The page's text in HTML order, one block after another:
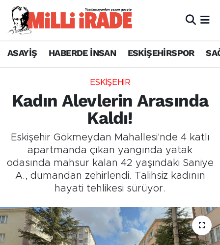
ASAYİŞ HABERDE İNSAN ESKİŞEHİRSPOR
ESKİŞEHİR
Kadın Alevlerin Arasında
Kaldı!
Eskişehir Gökmeydan Mahallesi'nde 4 katlı
apartmanda çıkan yangında yatak
odasında mahsur kalan 42 yaşındaki Saniye
A., dumandan zehirlendi. Talihsiz kadının
hayati tehlikesi sürüyor.